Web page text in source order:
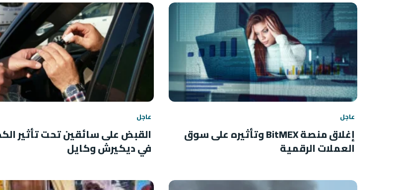
عاجل
إغلاق منصة BitMEX وتأثيره على سوق
العملات الرقمية
عاجل
القبض على سائقين تحت تأثير
في ديكيرش وكايل